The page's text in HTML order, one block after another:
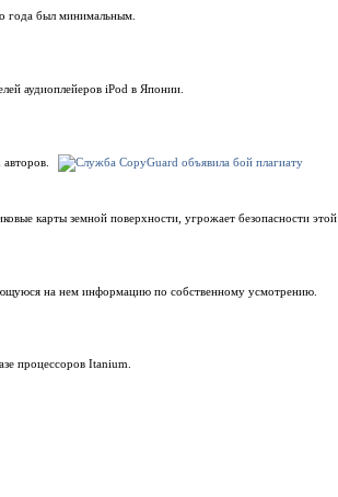
года был минимальным.
аудиоплейеров iPod в Японии.
карты земной поверхности, угрожает безопасности этой
на нем информацию по собственному усмотрению.
процессоров Itanium.